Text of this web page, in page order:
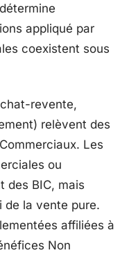
appliqué par
coexistent sous
revente,
relèvent des
Les
ou
des BIC, mais
de la vente pure.
affiliées à
Non